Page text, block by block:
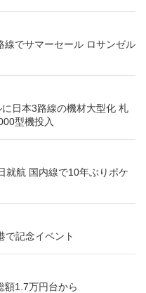
線でサマーセール ロサンゼル
日本3路線の機材大型化 札
型機投入
就航 国内線で10年ぶりポケ
で記念イベント
額1.7万円台から